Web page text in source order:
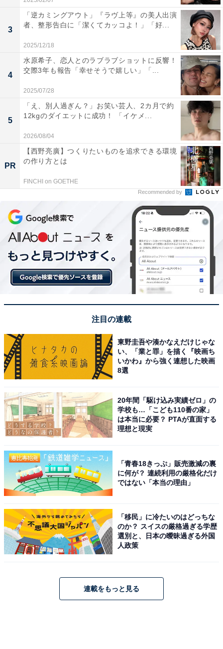
3
「逆カミングアウト」『ラヴ上等』の美人出演
者、整形告白に「潔くてカッコよ！」「好...
2025/12/18
4
水原希子、恋人とのラブラブショットに反響！
交際3年も報告「幸せそうで嬉しい」「...
2025/07/28
5
「え、別人過ぎん？」お笑い芸人、2カ月で約
12kgのダイエットに成功！ 「イケメ...
2026/08/04
PR
【西野亮廣】つくりたいものを追求できる環境
の作り方とは
FINCHI on GOETHE
Recommended by
注目の連載
東野圭吾や湊かなえだけじゃな
い、「業と罪」を描く『映画ち
いかわ』から強く連想した映画
8選
20年間「駆け込み実績ゼロ」の
学校も…「こども110番の家」
は本当に必要？ PTAが直面する
理想と現実
「青春18きっぷ」販売激減の裏
に何が？ 連続利用の厳格化だけ
ではない「本当の理由」
「移民」に冷たいのはどっちな
のか？ スイスの厳格過ぎる学歴
選別と、日本の曖昧過ぎる外国
人政策
連載をもっと見る